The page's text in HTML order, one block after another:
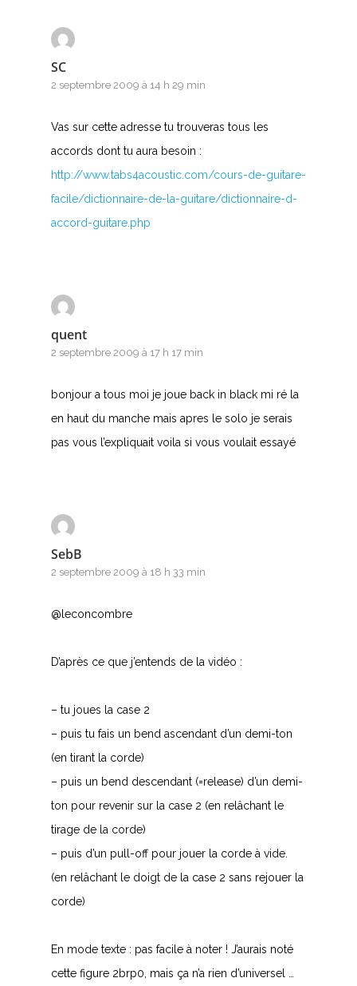
SC
2 septembre 2009 à 14 h 29 min
Vas sur cette adresse tu trouveras tous les
accords dont tu aura besoin :
http://www.tabs4acoustic.com/cours-de-guitare-
facile/dictionnaire-de-la-guitare/dictionnaire-d-
accord-guitare.php
quent
2 septembre 2009 à 17 h 17 min
bonjour a tous moi je joue back in black mi ré la
en haut du manche mais apres le solo je serais
pas vous l’expliquait voila si vous voulait essayé
SebB
2 septembre 2009 à 18 h 33 min
@leconcombre
D’après ce que j’entends de la vidéo :
– tu joues la case 2
– puis tu fais un bend ascendant d’un demi-ton
(en tirant la corde)
– puis un bend descendant (=release) d’un demi-
ton pour revenir sur la case 2 (en relâchant le
tirage de la corde)
– puis d’un pull-off pour jouer la corde à vide.
(en relâchant le doigt de la case 2 sans rejouer la
corde)
En mode texte : pas facile à noter ! J’aurais noté
cette figure 2brp0, mais ça n’a rien d’universel …
P
R
X
Y